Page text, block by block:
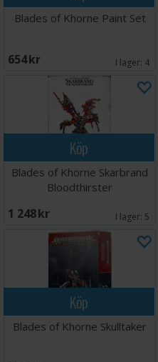
Blades of Khorne Paint Set
654 SEK I lager: 4
Köp
Blades of Khorne Skarbrand
Bloodthirster
1 248 SEK I lager: 5
Köp
Blades of Khorne Skulltaker